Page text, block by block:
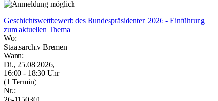
Geschichtswettbewerb des Bundespräsidenten 2026 - Einführung
zum aktuellen Thema
Wo:
Staatsarchiv Bremen
Wann:
Di., 25.08.2026,
16:00 - 18:30 Uhr
(1 Termin)
Nr.:
26-1150301